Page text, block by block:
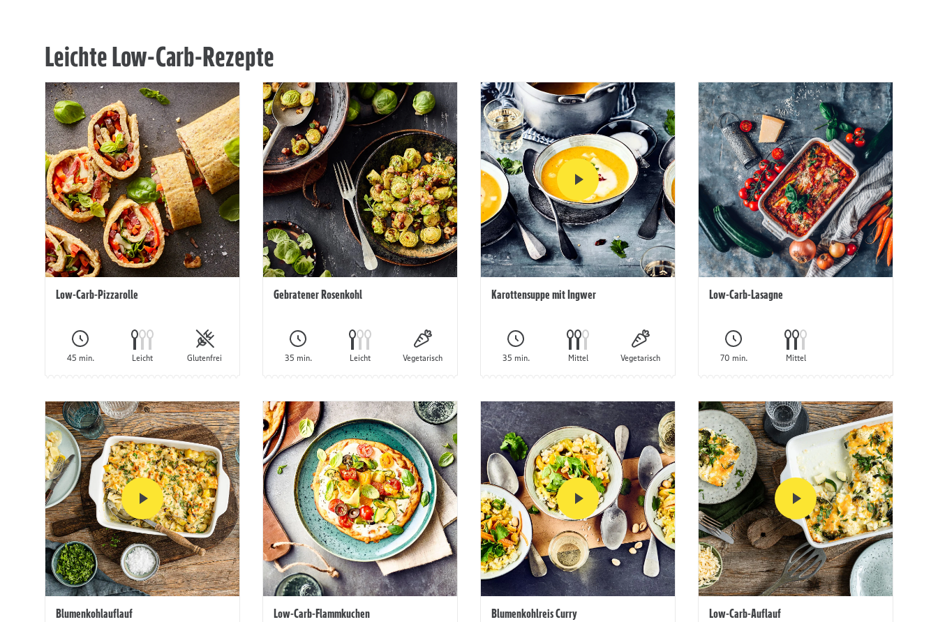
Leichte Low-Carb-Rezepte
Low-Carb-Pizzarolle
45 min. Leicht Glutenfrei
Gebratener Rosenkohl
35 min. Leicht Vegetarisch
Karottensuppe mit Ingwer
35 min. Mittel Vegetarisch
Low-Carb-Lasagne
70 min. Mittel
Blumenkohlauflauf Low-Carb-Flammkuchen Blumenkohlreis Curry Low-Carb-Auflauf